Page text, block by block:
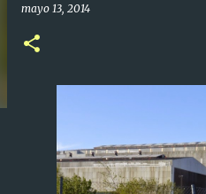
mayo 13, 2014